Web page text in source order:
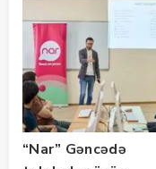
təqaüd proqramının
qalibləri ilə görüş
keçirib
“Nar” Gəncədə